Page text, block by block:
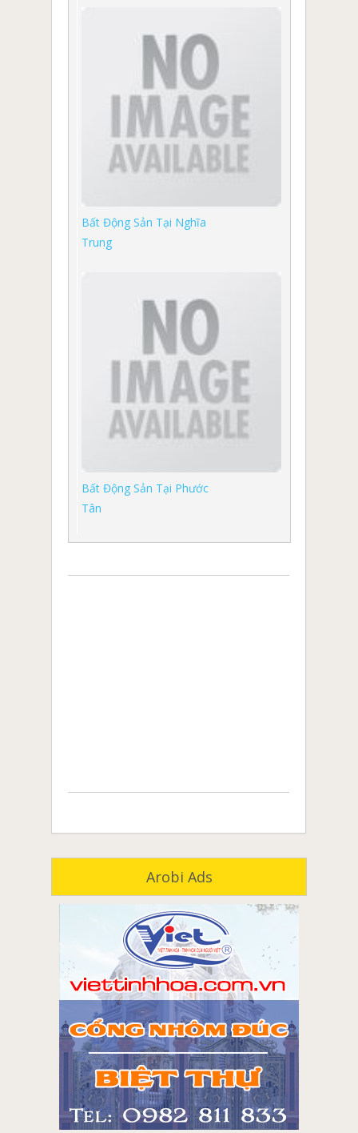
Bất Động Sản Tại Nghĩa
Trung
Bất Động Sản Tại Phước
Tân
Arobi Ads
môi giới nhà đất đồng nai
môi giới nhà đất biên hòa